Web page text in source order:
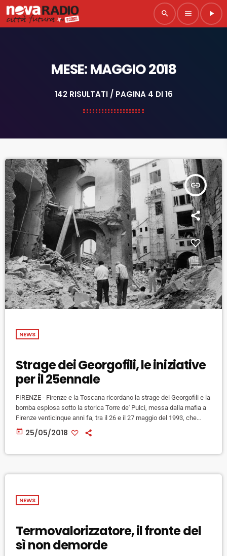
search menu play_arrow
MESE: MAGGIO 2018
142 RISULTATI / PAGINA 4 DI 16
insert_link
NEWS
Strage dei Georgofili, le iniziative
per il 25ennale
FIRENZE - Firenze e la Toscana ricordano la strage dei Georgofili e la
bomba esplosa sotto la storica Torre de' Pulci, messa dalla mafia a
Firenze venticinque anni fa, tra il 26 e il 27 maggio del 1993, che
causò la morte di 5 persone: i quattro componenti della famiglia
Nencioni e lo studente Dario Capolicchio. La due giorni in ricordo dei
today 25/05/2018
NEWS
Termovalorizzatore, il fronte del
sì non demorde